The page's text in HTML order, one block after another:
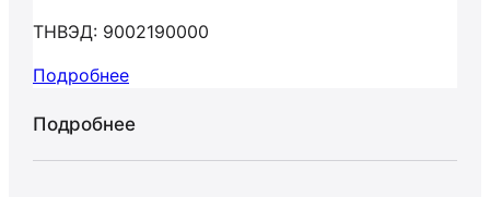
ТНВЭД: 9002190000
Подробнее
Подробнее